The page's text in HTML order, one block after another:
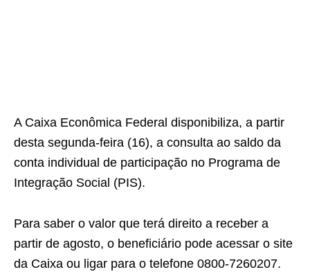
A Caixa Econômica Federal disponibiliza, a partir
desta segunda-feira (16), a consulta ao saldo da
conta individual de participação no Programa de
Integração Social (PIS).
Para saber o valor que terá direito a receber a
partir de agosto, o beneficiário pode acessar o site
da Caixa ou ligar para o telefone 0800-7260207.